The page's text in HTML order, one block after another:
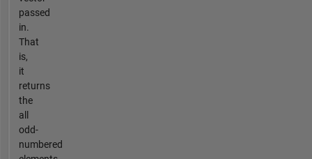
passed
in.
That
is,
it
returns
the
all
odd-
numbered